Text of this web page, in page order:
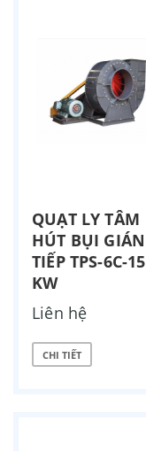
QUẠT LY TÂM
HÚT BỤI GIÁN
TIẾP TPS-6C-15
KW
Liên hệ
CHI TIẾT